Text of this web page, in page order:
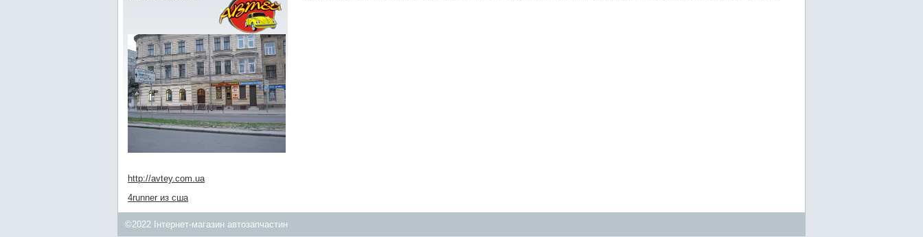
http://avtey.com.ua
4runner из сша
©2022 Інтернет-магазин автозапчастин